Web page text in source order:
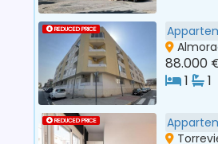
REDUCED PRICE
88.000
1
1
REDUCED PRICE